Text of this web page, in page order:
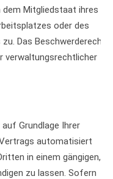
Mitgliedstaat ihres
oder des
Das Beschwerderecht
verwaltungsrechtlicher
Grundlage Ihrer
automatisiert
in einem gängigen,
zu lassen. Sofern